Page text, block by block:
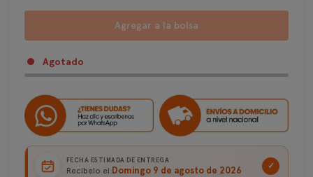
Agregar a la bolsa
Agotado
FECHA ESTIMADA DE ENTREGA
Recíbelo el:Domingo 9 de agosto de 2026 ✓